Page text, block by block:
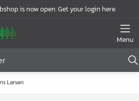
is now open. Get your login here.
Menu
Larsen